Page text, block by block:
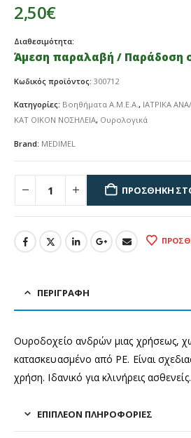
2,50€
Διαθεσιμότητα:
Άμεση παραλαβή / Παράδοση
Κωδικός προϊόντος: 300712
Κατηγορίες: Βοηθήματα Α.Μ.Ε.Α., ΙΑΤΡΙΚΑ
ΚΑΤ ΟΙΚΟΝ ΝΟΣΗΛΕΙΑ, Ουρολογικά
Brand: MEDIMEL
ΠΡΟΣΘΉΚΗ
ΠΕΡΙΓΡΑΦΉ
Ουροδοχείο ανδρών μιας χρήσεως,
κατασκευασμένο από PE. Είναι
χρήση. Ιδανικό για κλινήρεις ασθενείς.
ΕΠΙΠΛΈΟΝ ΠΛΗΡΟΦΟΡΊΕΣ